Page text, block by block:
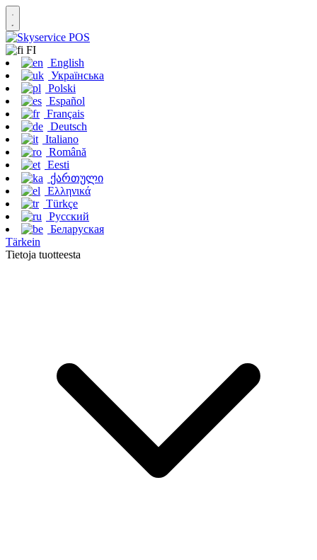
FI
English
Українська
Polski
Español
Français
Deutsch
Italiano
Română
Eesti
ქართული
Ελληνικά
Türkçe
Русский
Беларуская
Tärkein
Tietoja tuotteesta